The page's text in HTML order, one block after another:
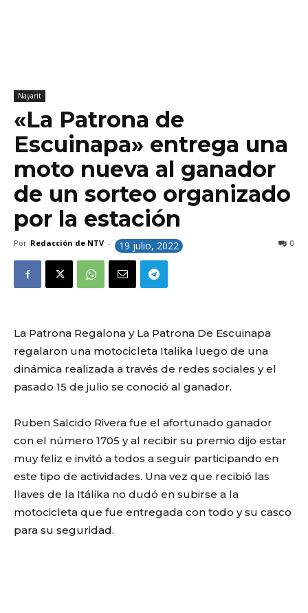
Nayarit
«La Patrona de
Escuinapa» entrega una
moto nueva al ganador
de un sorteo organizado
por la estación
Por Redacción de NTV - 19 julio, 2022 0
La Patrona Regalona y La Patrona De Escuinapa
regalaron una motocicleta Italika luego de una
dinámica realizada a través de redes sociales y el
pasado 15 de julio se conoció al ganador.
Ruben Salcido Rivera fue el afortunado ganador
con el número 1705 y al recibir su premio dijo estar
muy feliz e invitó a todos a seguir participando en
este tipo de actividades. Una vez que recibió las
llaves de la Itálika no dudó en subirse a la
motocicleta que fue entregada con todo y su casco
para su seguridad.